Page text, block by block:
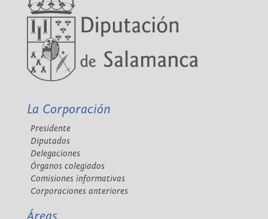
La Corporación
Presidente
Diputados
Delegaciones
Órganos colegiados
Comisiones informativas
Corporaciones anteriores